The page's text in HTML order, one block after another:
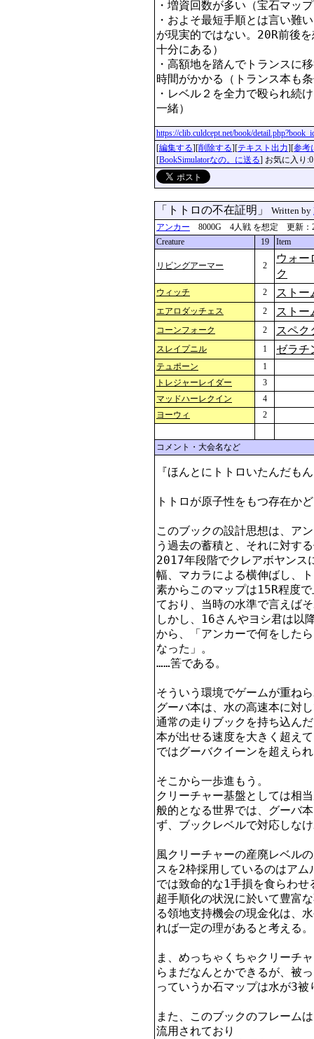
・増資回数が多い（宝石マッ
・およそ最短手順とは言い難
が現実的ではない。20R前後
十分にある）
・高額地を踏んでトランスに
時間がかかる（トランス本も
・レベル２を全力で殴られ続
一緒）
https://clib.culdcept.net/book/
[編集する][削除する][テキスト出力][参考
[BookSimulatorなの。に送る] お気に入り:0
「トトロの不在証明」 Written by
アンカー 8000G 4人戦 を想定 更新：
Creature
19 Item
リビングアーマー 2
ウォー
ク
ウィッチ 2 ストー
エアロダッチェス 2 ストー
コーンフォーク 2 スペク
スレイプニル 1 ゼラチ
テュポーン
1
トレジャーレイダー
3
マッドハーレクイン
4
ヨーウィ
2
コメント・大会名など
『ほんとにトトロいたんだも
トトロが原子性をもつ存在か
このブックの設計思想は、ア
う過去の蓄積と、それに対す
2017年段階でクレアボヤンス
幅、マカラによる横伸ばし、
素からこのマップは15R程度
ており、当時の水準で言えば
しかし、16さんやヨシ君は以
から、「アンカーで何をした
なった」。
……筈である。
そういう環境でゲームが重ね
グーバ本は、水の高速本に対
通常の走りブックを持ち込ん
本が出せる速度を大きく超え
ではグーバクイーンを超えら
そこから一歩進もう。
クリーチャー基盤としては相
般的となる世界では、グーバ
ず、ブックレベルで対応しな
風クリーチャーの産廃レベル
スを2枠採用しているのはア
では致命的な1手損を食らわせ
超手順化の状況に於いて豊富
る領地支持機会の現金化は、
れば一定の理があると考える。
ま、めっちゃくちゃクリーチ
らまだなんとかできるが、被
っていうか石マップは水が3
また、このブックのフレーム
流用されており